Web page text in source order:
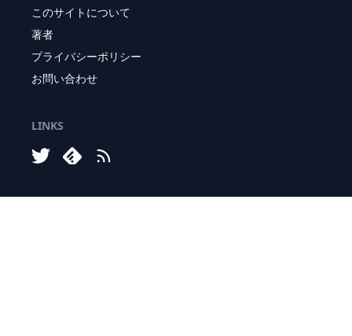
このサイトについて
著者
プライバシーポリシー
お問い合わせ
LINKS